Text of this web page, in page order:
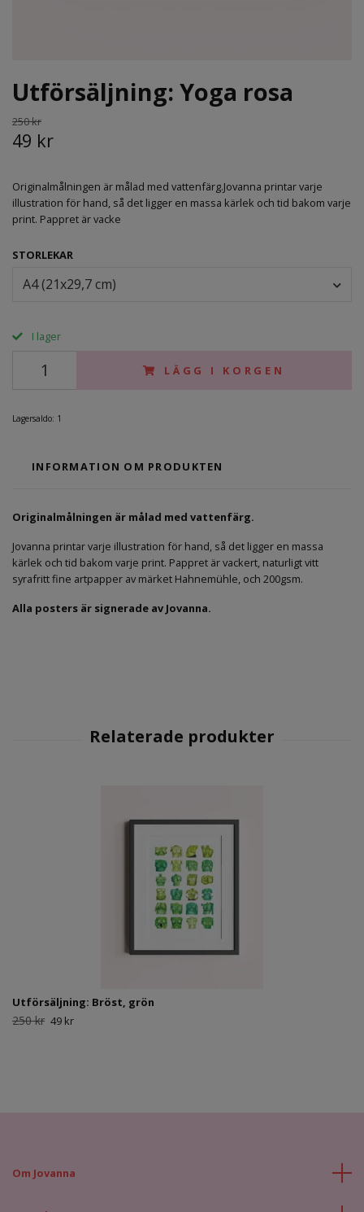
Utförsäljning: Yoga rosa
250 kr
49 kr
Originalmålningen är målad med vattenfärg.Jovanna printar varje
illustration för hand, så det ligger en massa kärlek och tid bakom varje
print. Pappret är vacke
STORLEKAR
A4 (21x29,7 cm)
I lager
LÄGG I KORGEN
Lagersaldo: 1
INFORMATION OM PRODUKTEN
Originalmålningen är målad med vattenfärg.
Jovanna printar varje illustration för hand, så det ligger en massa
kärlek och tid bakom varje print. Pappret är vackert, naturligt vitt
syrafritt fine artpapper av märket Hahnemühle, och 200gsm.
Alla posters är signerade av Jovanna.
Utförsäljning: Bröst, grön
250 kr 49 kr
Om Jovanna